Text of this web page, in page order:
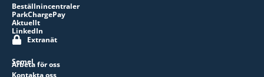
Beställnincentraler
ParkChargePay
Aktuellt
LinkedIn
Extranät
Semel
Arbeta för oss
Kontakta oss